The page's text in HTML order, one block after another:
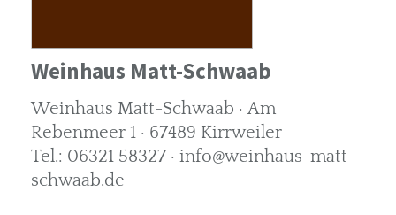
Weinhaus Matt-Schwaab
Weinhaus Matt-Schwaab · Am
Rebenmeer 1 · 67489 Kirrweiler
Tel.: 06321 58327 · info@weinhaus-matt-
schwaab.de